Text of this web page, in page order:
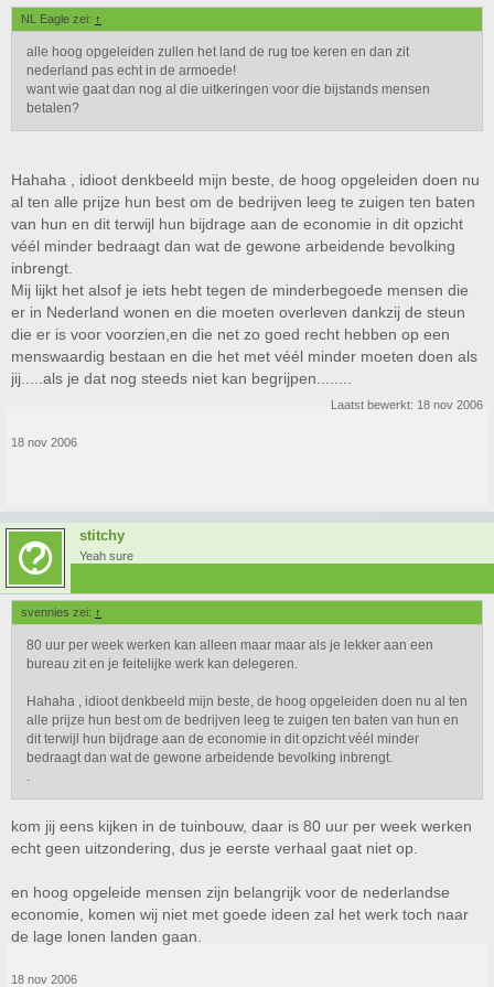
NL Eagle zei: ↑
alle hoog opgeleiden zullen het land de rug toe keren en dan zit
nederland pas echt in de armoede!
want wie gaat dan nog al die uitkeringen voor die bijstands mensen
betalen?
Hahaha , idioot denkbeeld mijn beste, de hoog opgeleiden doen nu
al ten alle prijze hun best om de bedrijven leeg te zuigen ten baten
van hun en dit terwijl hun bijdrage aan de economie in dit opzicht
véél minder bedraagt dan wat de gewone arbeidende bevolking
inbrengt.
Mij lijkt het alsof je iets hebt tegen de minderbegoede mensen die
er in Nederland wonen en die moeten overleven dankzij de steun
die er is voor voorzien,en die net zo goed recht hebben op een
menswaardig bestaan en die het met véél minder moeten doen als
jij.....als je dat nog steeds niet kan begrijpen........
Laatst bewerkt: 18 nov 2006
18 nov 2006
stitchy
Yeah sure
svennies zei: ↑
80 uur per week werken kan alleen maar maar als je lekker aan een
bureau zit en je feitelijke werk kan delegeren.
Hahaha , idioot denkbeeld mijn beste, de hoog opgeleiden doen nu al ten
alle prijze hun best om de bedrijven leeg te zuigen ten baten van hun en
dit terwijl hun bijdrage aan de economie in dit opzicht véél minder
bedraagt dan wat de gewone arbeidende bevolking inbrengt.
.
kom jij eens kijken in de tuinbouw, daar is 80 uur per week werken
echt geen uitzondering, dus je eerste verhaal gaat niet op.
en hoog opgeleide mensen zijn belangrijk voor de nederlandse
economie, komen wij niet met goede ideen zal het werk toch naar
de lage lonen landen gaan.
18 nov 2006